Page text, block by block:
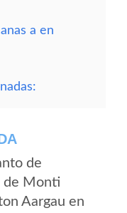
a en
de
de Monti
Aargau en